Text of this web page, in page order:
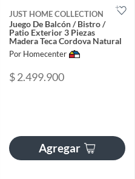
JUST HOME COLLECTION
Juego De Balcón / Bistro /
Patio Exterior 3 Piezas
Madera Teca Cordova Natural
Por Homecenter
$ 2.499.900
Agregar